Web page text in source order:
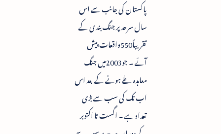
پاکستان کی جانب سے اس
سال سرحد پر جنگ بندی کے
تقریباً550واقعات پیش
آئے ۔ جو2003میں جنگ
معاہدہ طے ہونے کے بعد اس
اب تک کی سب سے بڑی
تعداد ہے ۔ اگست تا اکتوبر